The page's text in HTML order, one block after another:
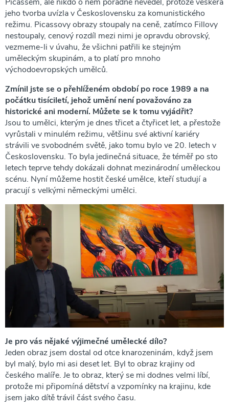
jeho tvorba uvízla v Československu za komunistického
režimu. Picassovy obrazy stoupaly na ceně, zatímco Fillovy
nestoupaly, cenový rozdíl mezi nimi je opravdu obrovský,
vezmeme-li v úvahu, že všichni patřili ke stejným
uměleckým skupinám, a to platí pro mnoho
východoevropských umělců.
Zmínil jste se o přehlíženém období po roce 1989 a na
počátku tisíciletí, jehož umění není považováno za
historické ani moderní. Můžete se k tomu vyjádřit?
Jsou to umělci, kterým je dnes třicet a čtyřicet let, a přestože
vyrůstali v minulém režimu, většinu své aktivní kariéry
strávili ve svobodném světě, jako tomu bylo ve 20. letech v
Československu. To byla jedinečná situace, že téměř po sto
letech teprve tehdy dokázali dohnat mezinárodní uměleckou
scénu. Nyní můžeme hostit české umělce, kteří studují a
pracují s velkými německými umělci.
Je pro vás nějaké výjimečné umělecké dílo?
Jeden obraz jsem dostal od otce knarozeninám, když jsem
byl malý, bylo mi asi deset let. Byl to obraz krajiny od
českého malíře. Je to obraz, který se mi dodnes velmi líbí,
protože mi připomíná dětství a vzpomínky na krajinu, kde
jsem jako dítě trávil část svého času.